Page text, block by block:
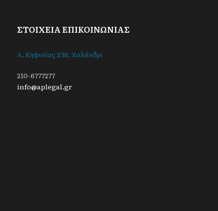
ΣΤΟΙΧΕΙΑ ΕΠΙΚΟΙΝΩΝΙΑΣ
Λ. Κηφισίας 238, Χαλάνδρι
210-6777277
info@aplegal.gr